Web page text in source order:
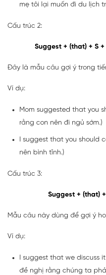
mẹ tôi lại muốn đi du lịch
Cấu trúc 2:
Suggest + (that) + S
Đây là mẫu câu gợi ý trong
Ví dụ:
Mom suggested that you
rằng con nên đi ngủ sớm.)
I suggest that you should
nên bình tĩnh.)
Cấu trúc 3:
Suggest + (that)
Mẫu câu này dùng để gợi ý
Ví dụ:
I suggest that we discuss
đề nghị rằng chúng ta